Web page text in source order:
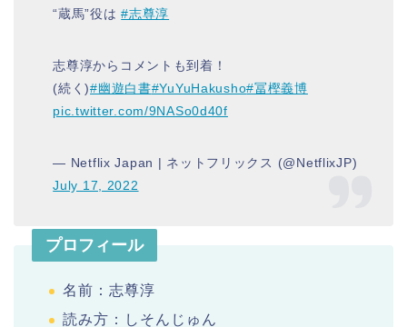
“蔵馬”役は#志尊淳
志尊淳からコメントも到着！
(続く)#幽遊白書#YuYuHakusho#冨樫義博
pic.twitter.com/9NASo0d40f
— Netflix Japan | ネットフリックス (@NetflixJP)
July 17, 2022
プロフィール
名前：志尊淳
読み方：しそんじゅん